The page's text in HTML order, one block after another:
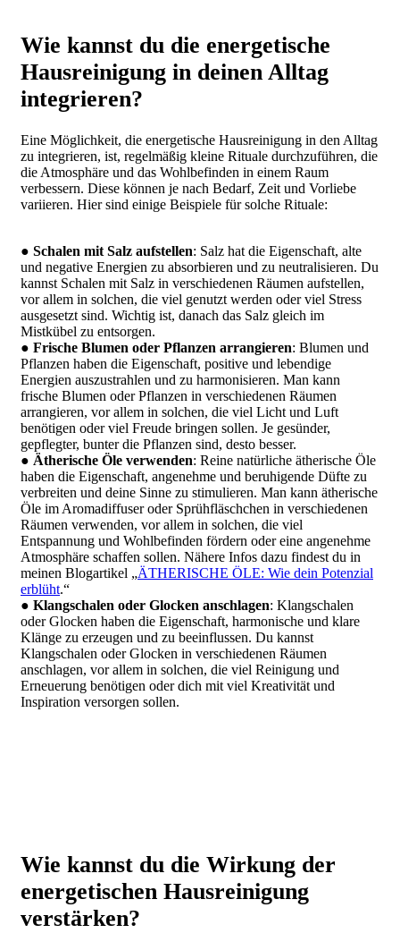
Wie kannst du die energetische
Hausreinigung in deinen Alltag
integrieren?
Eine Möglichkeit, die energetische Hausreinigung in den Alltag
zu integrieren, ist, regelmäßig kleine Rituale durchzuführen, die
die Atmosphäre und das Wohlbefinden in einem Raum
verbessern. Diese können je nach Bedarf, Zeit und Vorliebe
variieren. Hier sind einige Beispiele für solche Rituale:
● Schalen mit Salz aufstellen: Salz hat die Eigenschaft, alte
und negative Energien zu absorbieren und zu neutralisieren. Du
kannst Schalen mit Salz in verschiedenen Räumen aufstellen,
vor allem in solchen, die viel genutzt werden oder viel Stress
ausgesetzt sind. Wichtig ist, danach das Salz gleich im
Mistkübel zu entsorgen.
● Frische Blumen oder Pflanzen arrangieren: Blumen und
Pflanzen haben die Eigenschaft, positive und lebendige
Energien auszustrahlen und zu harmonisieren. Man kann
frische Blumen oder Pflanzen in verschiedenen Räumen
arrangieren, vor allem in solchen, die viel Licht und Luft
benötigen oder viel Freude bringen sollen. Je gesünder,
gepflegter, bunter die Pflanzen sind, desto besser.
● Ätherische Öle verwenden: Reine natürliche ätherische Öle
haben die Eigenschaft, angenehme und beruhigende Düfte zu
verbreiten und deine Sinne zu stimulieren. Man kann ätherische
Öle im Aromadiffuser oder Sprühfläschchen in verschiedenen
Räumen verwenden, vor allem in solchen, die viel
Entspannung und Wohlbefinden fördern oder eine angenehme
Atmosphäre schaffen sollen. Nähere Infos dazu findest du in
meinen Blogartikel „ÄTHERISCHE ÖLE: Wie dein Potenzial
erblüht.“
● Klangschalen oder Glocken anschlagen: Klangschalen
oder Glocken haben die Eigenschaft, harmonische und klare
Klänge zu erzeugen und zu beeinflussen. Du kannst
Klangschalen oder Glocken in verschiedenen Räumen
anschlagen, vor allem in solchen, die viel Reinigung und
Erneuerung benötigen oder dich mit viel Kreativität und
Inspiration versorgen sollen.
Wie kannst du die Wirkung der
energetischen Hausreinigung
verstärken?